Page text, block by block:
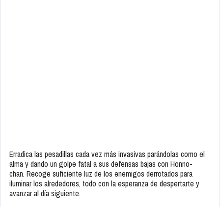
Erradica las pesadillas cada vez más invasivas parándolas como el
alma y dando un golpe fatal a sus defensas bajas con Honno-
chan. Recoge suficiente luz de los enemigos derrotados para
iluminar los alrededores, todo con la esperanza de despertarte y
avanzar al día siguiente.